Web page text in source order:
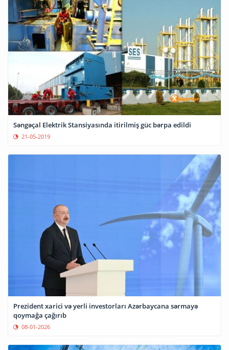
Səngəçal Elektrik Stansiyasında itirilmiş güc bərpa edildi
21-05-2019
Prezident xarici və yerli investorları Azərbaycana sərmayə
qoymağa çağırıb
08-01-2026